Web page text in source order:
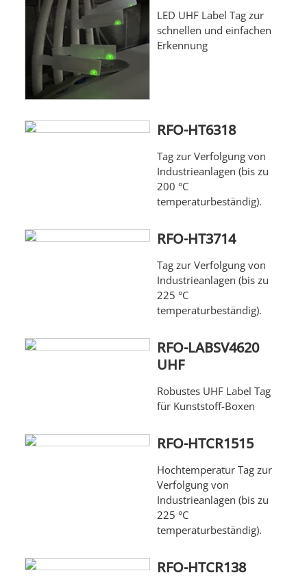
LED UHF Label Tag zur
schnellen und einfachen
Erkennung
RFO-HT6318
Tag zur Verfolgung von
Industrieanlagen (bis zu
200 °C
temperaturbeständig).
RFO-HT3714
Tag zur Verfolgung von
Industrieanlagen (bis zu
225 °C
temperaturbeständig).
RFO-LABSV4620
UHF
Robustes UHF Label Tag
für Kunststoff-Boxen
RFO-HTCR1515
Hochtemperatur Tag zur
Verfolgung von
Industrieanlagen (bis zu
225 °C
temperaturbeständig).
RFO-HTCR138